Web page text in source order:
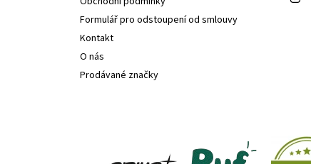
Formulář pro odstoupení od smlouvy
Kontakt
O nás
Prodávané značky